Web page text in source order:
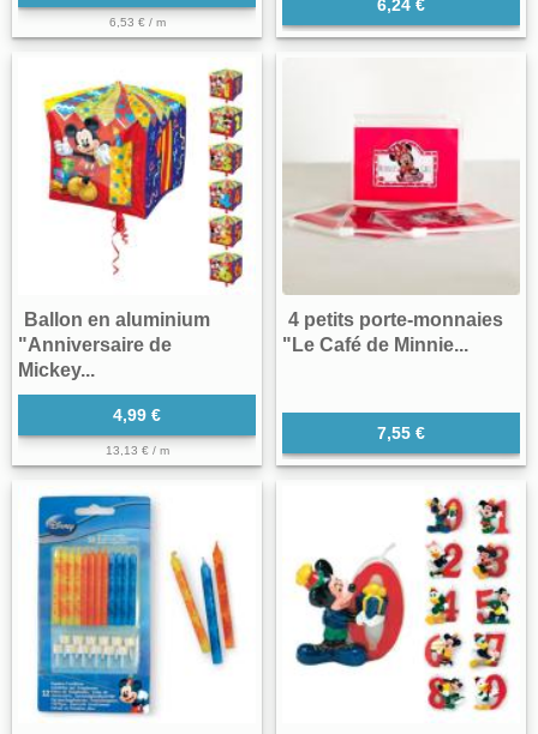
6,53 € / m
6,24 €
Ballon en aluminium
"Anniversaire de
Mickey...
4,99 €
13,13 € / m
4 petits porte-monnaies
"Le Café de Minnie...
7,55 €